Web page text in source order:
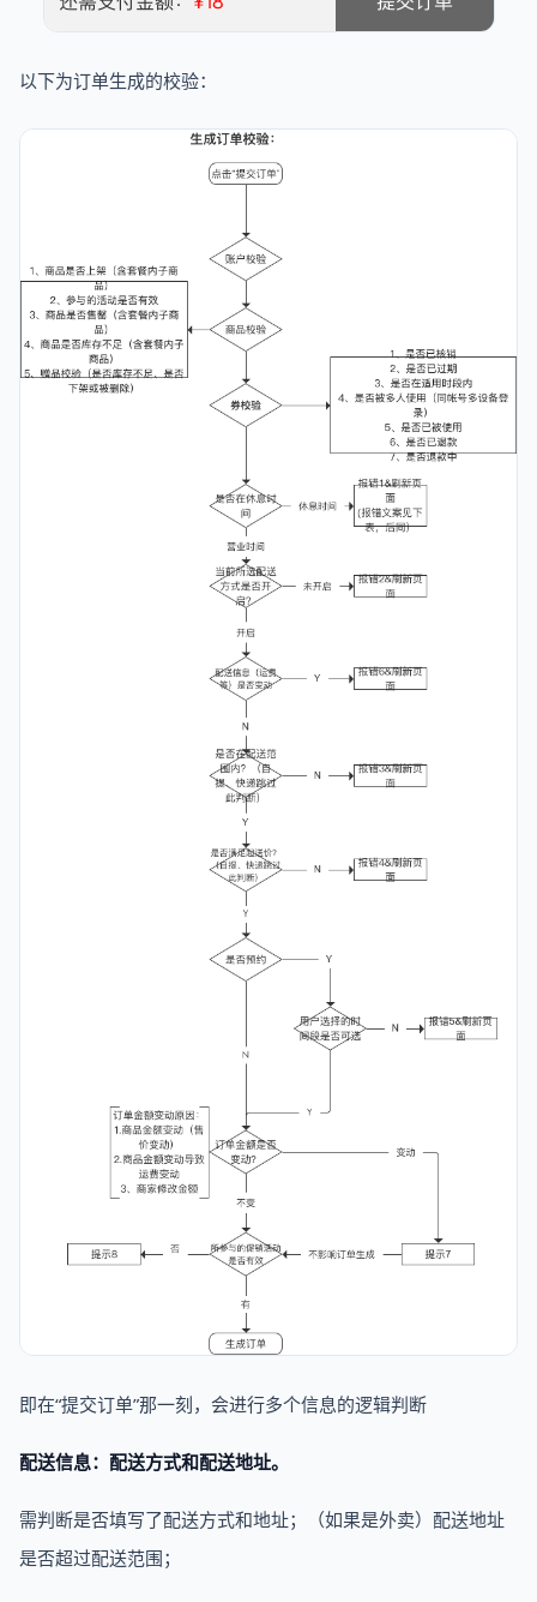
以下为订单生成的校验：
即在“提交订单”那一刻，会进行多个信息的逻辑判断
配送信息：配送方式和配送地址。
需判断是否填写了配送方式和地址；（如果是外卖）配送地址
是否超过配送范围；